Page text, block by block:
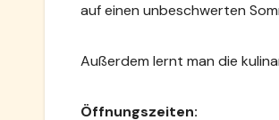
auf einen unbeschwerten
Außerdem lernt man die
Öffnungszeiten: